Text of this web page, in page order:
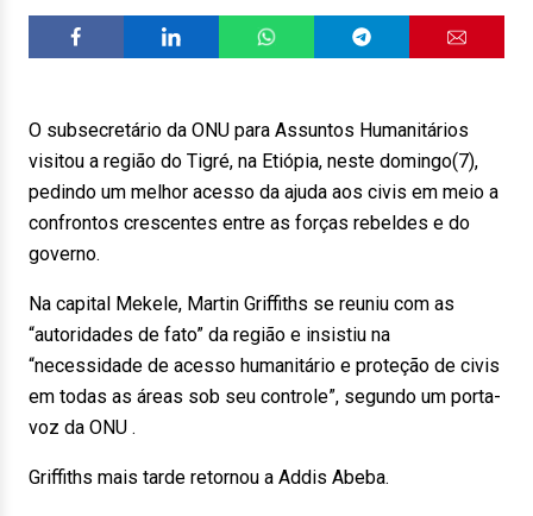
O subsecretário da ONU para Assuntos Humanitários
visitou a região do Tigré, na Etiópia, neste domingo(7),
pedindo um melhor acesso da ajuda aos civis em meio a
confrontos crescentes entre as forças rebeldes e do
governo.
Na capital Mekele, Martin Griffiths se reuniu com as
“autoridades de fato” da região e insistiu na
“necessidade de acesso humanitário e proteção de civis
em todas as áreas sob seu controle”, segundo um porta-
voz da ONU .
Griffiths mais tarde retornou a Addis Abeba.